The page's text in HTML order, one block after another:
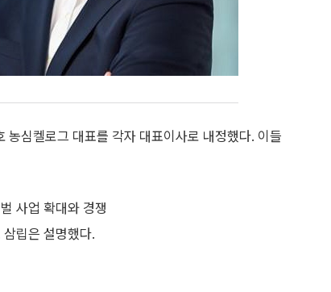
심켈로그 대표를 각자 대표이사로 내정했다. 이들
사업 확대와 경쟁
립은 설명했다.